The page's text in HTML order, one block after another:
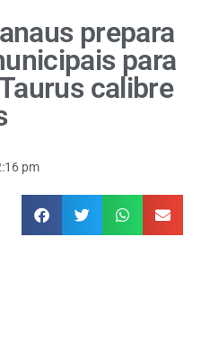
prepara
para
calibre
pm